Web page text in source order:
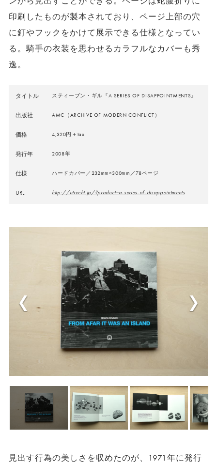
印刷したものが製本されており、ページ上部の穴
に釘やフックをかけて展示できる仕様となってい
る。騎手の衣装を思わせるカラフルなカバーも秀
逸。
タイトル スティーブン・ギル『A SERIES OF DISAPPOINTMENTS』
出版社 AMC（ARCHIVE OF MODERN CONFLICT）
価格 4,320円＋tax
発行年 2008年
仕様 ハードカバー／232mm×300mm／78ページ
URL http://utrecht.jp/?product=a-series-of-disappointments
見出す行為の美しさを収めたのが、1971年に発行